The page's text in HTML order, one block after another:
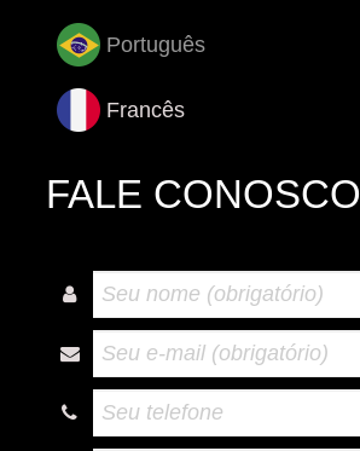
Português
Francês
FALE CONOSCO